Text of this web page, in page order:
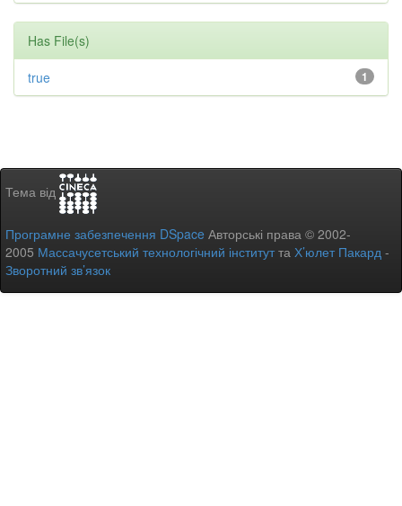
Has File(s)
1
true
Тема від
Програмне забезпечення DSpace Авторські права © 2002-
2005 Массачусетський технологічний інститутта Х’юлет Пакард -
Зворотний зв’язок